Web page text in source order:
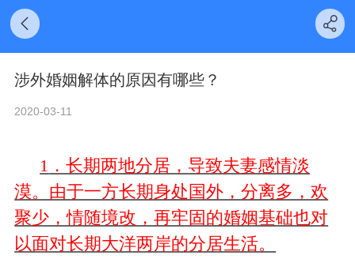
涉外婚姻解体的原因有哪些？
2020-03-11
1 ．长期两地分居，导致夫妻感情淡
漠。由于一方长期身处国外，分离多，欢
聚少，情随境改，再牢固的婚姻基础也对
以面对长期大洋两岸的分居生活。